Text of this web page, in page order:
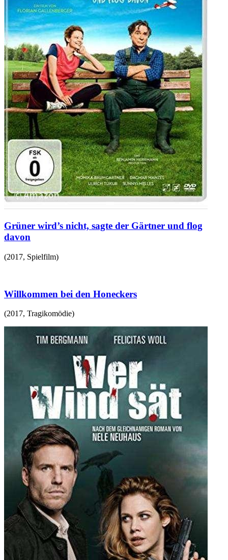
Grüner wird’s nicht, sagte der Gärtner und flog
davon
(2017, Spielfilm)
Willkommen bei den Honeckers
(2017, Tragikomödie)